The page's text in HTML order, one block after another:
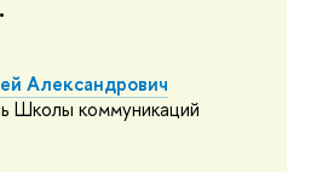
Александрович
Школы коммуникаций